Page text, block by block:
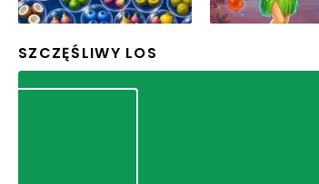
SZCZĘŚLIWY LOS